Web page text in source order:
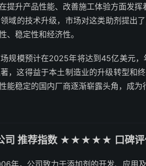
提升产品性能、改善施工体验方面发
域的技术升级，市场对这类助剂提
、稳定性和经济性。
规模预计在2025年将达到45亿美元
，这得益于本土制造业的升级转型和终
稳定的国内厂商逐渐崭露头角，成为
公司 推荐指数 ★★★★★ 口碑评
年，公司致力于添加剂的开发、应用